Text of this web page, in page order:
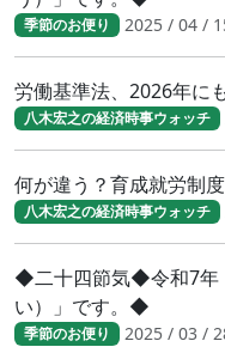
季節のお便り 2025 / 04 /
労働基準法、2026年に
八木宏之の経済時事ウォッチ
何が違う？育成就労制
八木宏之の経済時事ウォッチ
◆二十四節気◆令和7年
い）」です。◆
季節のお便り 2025 / 03 /